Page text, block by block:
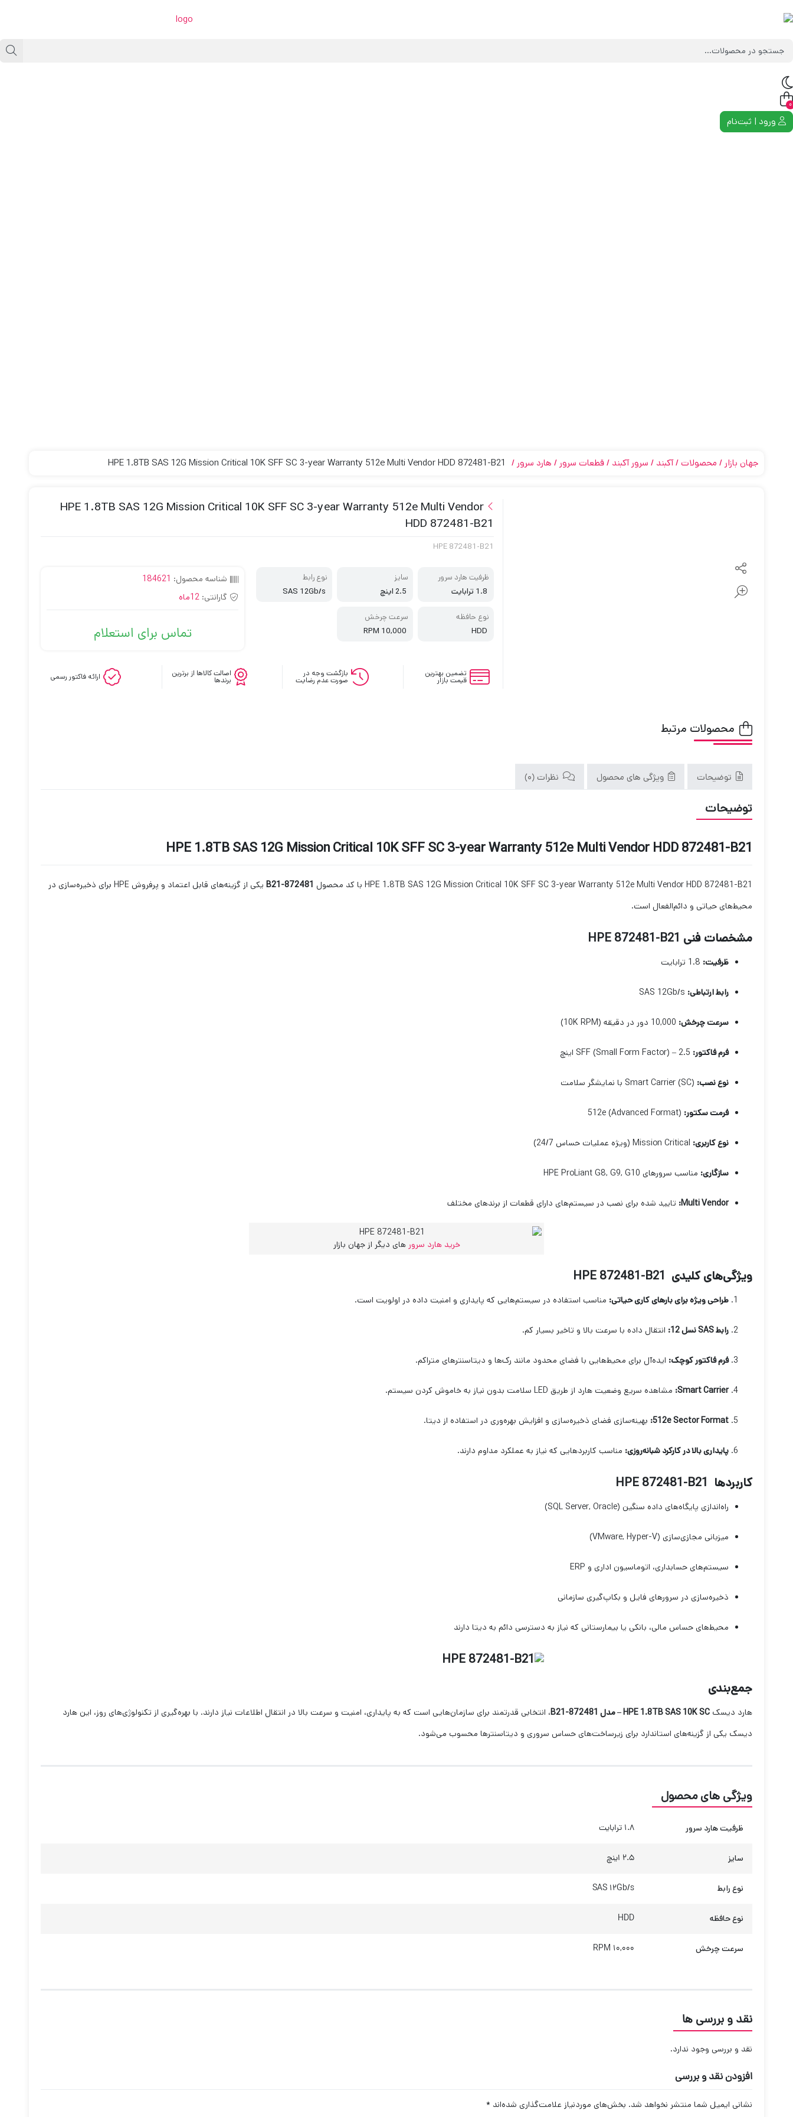
0
ورود | ثبت‌نام
جهان بازار محصولات آکبند سرور آکبند قطعات سرور هارد سرور
HPE 1.8TB SAS 12G Mission Critical 10K SFF SC 3-year Warranty 512e Multi Vendor
HDD 872481-B21
HPE 872481-B21
ظرفیت هارد سرور
1.8 ترابایت
سایز
2.5 اینچ
نوع رابط
SAS 12Gb/s
نوع حافظه
HDD
سرعت چرخش
10,000 RPM
شناسه محصول: 184621
گارانتی: 12ماه
تماس برای استعلام
تضمین بهترین
قیمت بازار
بازگشت وجه در
صورت عدم رضایت
اصالت کالاها از برترین
برندها ارائه فاکتور رسمی
محصولات مرتبط
توضیحات ویژگی های محصول نظرات (0)
توضیحات
HPE 1.8TB SAS 12G Mission Critical 10K SFF SC 3-year Warranty 512e Multi Vendor HDD 872481-B21
HPE 1.8TB SAS 12G Mission Critical 10K SFF SC 3-year Warranty 512e Multi Vendor HDD 872481-B21 با کد محصول 872481-B21
یکی از گزینه‌های قابل اعتماد و پرفروش HPE برای ذخیره‌سازی در
محیط‌های حیاتی و دائم‌الفعال است.
مشخصات فنی HPE 872481-B21
ظرفیت:
رابط ارتباطی:
سرعت چرخش:
فرم فاکتور:
نوع نصب:
فرمت سکتور:
نوع کاربری:
سازگاری: مناسب سرورهای HPE ProLiant G8, G9, G10
Multi Vendor: تایید شده برای نصب در سیستم‌های دارای قطعات از برندهای مختلف
خرید هارد سرور های دیگر از جهان بازار
ویژگی‌های کلیدی HPE 872481-B21
طراحی ویژه برای بارهای کاری حیاتی: مناسب استفاده در سیستم‌هایی که پایداری و امنیت داده در اولویت است.
رابط SAS نسل 12: انتقال داده با سرعت بالا و تاخیر بسیار کم.
فرم فاکتور کوچک: ایده‌آل برای محیط‌هایی با فضای محدود مانند رک‌ها و دیتاسنترهای متراکم.
Smart Carrier: مشاهده سریع وضعیت هارد از طریق LED سلامت بدون نیاز به خاموش کردن سیستم.
512e Sector Format: بهینه‌سازی فضای ذخیره‌سازی و افزایش بهره‌وری در استفاده از دیتا.
پایداری بالا در کارکرد شبانه‌روزی: مناسب کاربردهایی که نیاز به عملکرد مداوم دارند.
کاربردها HPE 872481-B21
راه‌اندازی پایگاه‌های داده سنگین (SQL Server, Oracle)
میزبانی مجازی‌سازی (VMware, Hyper-V)
سیستم‌های حسابداری، اتوماسیون اداری و ERP
ذخیره‌سازی در سرورهای فایل و بکاپ‌گیری سازمانی
محیط‌های حساس مالی، بانکی یا بیمارستانی که نیاز به دسترسی دائم به دیتا دارند
جمع‌بندی
هارد دیسک HPE 1.8TB SAS 10K SC – مدل 872481-B21
، انتخابی قدرتمند برای سازمان‌هایی است که به پایداری، امنیت و سرعت بالا در انتقال اطلاعات نیاز دارند. با بهره‌گیری از تکنولوژی‌های روز، این هارد
دیسک یکی از گزینه‌های استاندارد برای زیرساخت‌های حساس سروری و دیتاسنترها محسوب می‌شود.
ویژگی های محصول
ظرفیت هارد سرور 1.8 ترابایت
سایز 2.5 اینچ
نوع رابط SAS 12Gb/s
نوع حافظه HDD
سرعت چرخش 10,000 RPM
نقد و بررسی ها
نقد و بررسی وجود ندارد.
افزودن نقد و بررسی
نشانی ایمیل شما منتشر نخواهد شد. بخش‌های موردنیاز علامت‌گذاری شده‌اند *